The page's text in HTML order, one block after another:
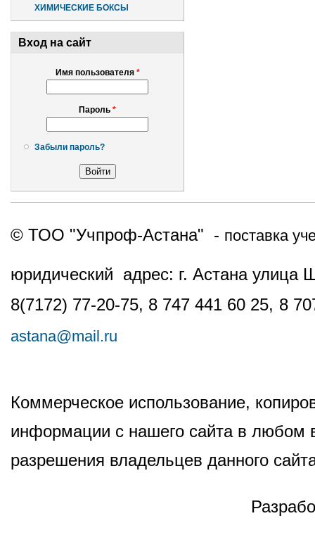
ХИМИЧЕСКИЕ БОКСЫ
Вход на сайт
Имя пользователя *
Пароль *
Забыли пароль?
© ТОО "Учпроф-Астана" - поставка
юридический адрес: г. Астана
8(7172) 77-20-75, 8 747 441 60 25, 8
astana@mail.ru
Коммерческое использование,
информации с нашего сайта в любом
разрешения владельцев данного